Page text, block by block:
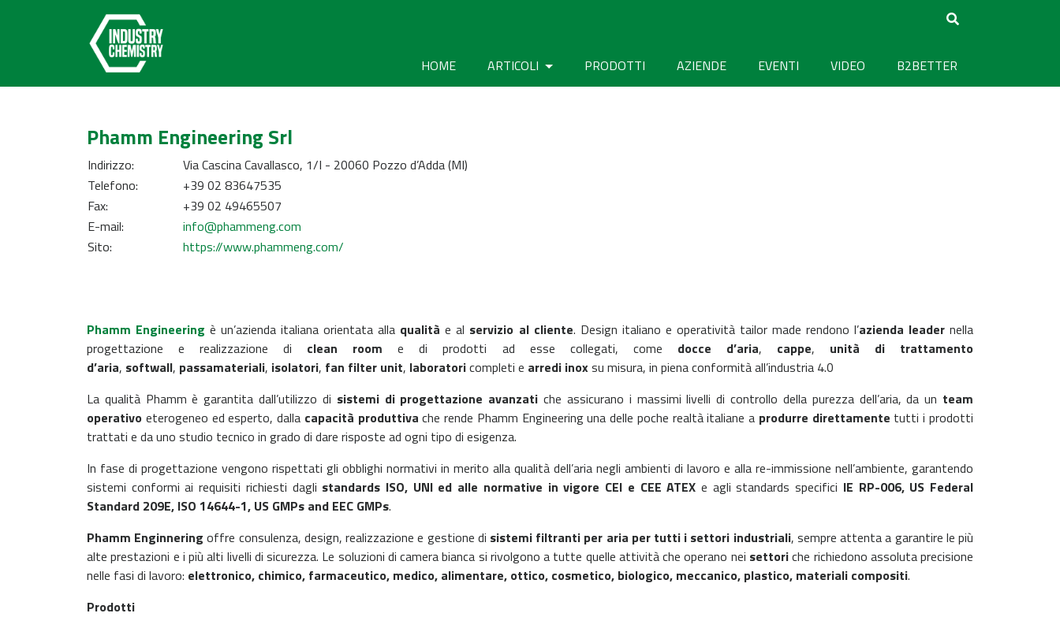
HOME ARTICOLI PRODOTTI AZIENDE EVENTI VIDEO B2BETTER
Phamm Engineering Srl
Indirizzo:
Via Cascina Cavallasco, 1/I - 20060 Pozzo d’Adda (MI)
Telefono:
+39 02 83647535
Fax:
+39 02 49465507
E-mail:
info@phammeng.com
Sito:
https://www.phammeng.com/
Phamm Engineering è un’azienda italiana orientata alla qualità e al servizio al cliente. Design italiano e operatività tailor made rendono l’azienda leadernella
progettazione e realizzazione di clean room e di prodotti ad esse collegati, come docce d’aria, cappe, unità di trattamento
d’aria, softwall, passamateriali, isolatori, fan filter unit, laboratoricompleti e arredi inoxsu misura, in piena conformità all’industria 4.0
La qualità Phamm è garantita dall’utilizzo di sistemi di progettazione avanzati che assicurano i massimi livelli di controllo della purezza dell’aria, da un team
operativo eterogeneo ed esperto, dalla capacità produttiva che rende Phamm Engineering una delle poche realtà italiane a produrre direttamente tutti i prodotti
trattati e da uno studio tecnico in grado di dare risposte ad ogni tipo di esigenza.
In fase di progettazione vengono rispettati gli obblighi normativi in merito alla qualità dell’aria negli ambienti di lavoro e alla re-immissione nell’ambiente, garantendo
sistemi conformi ai requisiti richiesti dagli standards ISO, UNI ed alle normative in vigore CEI e CEE ATEX e agli standards specifici IE RP-006, US Federal
Standard 209E, ISO 14644-1, US GMPs and EEC GMPs.
Phamm Enginnering offre consulenza, design, realizzazione e gestione di sistemi filtranti per aria per tutti i settori industriali, sempre attenta a garantire le più
alte prestazioni e i più alti livelli di sicurezza. Le soluzioni di camera bianca si rivolgono a tutte quelle attività che operano nei settoriche richiedono assoluta precisione
nelle fasi di lavoro: elettronico, chimico, farmaceutico, medico, alimentare, ottico, cosmetico, biologico, meccanico, plastico, materiali compositi.
Prodotti